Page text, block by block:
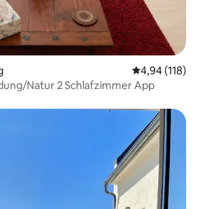
4,94 (118)
Natur 2 Schlafzimmer App